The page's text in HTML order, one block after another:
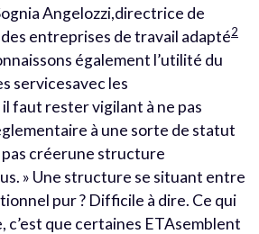
Angelozzi,directrice de
entreprises de travail adapté2
également l’utilité du
servicesavec les
faut rester vigilant à ne pas
à une sorte de statut
créerune structure
» Une structure se situant entre
pur ? Difficile à dire. Ce qui
c’est que certaines ETAsemblent